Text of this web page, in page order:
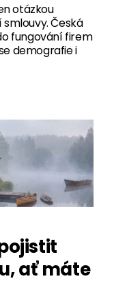
otázkou
Česká
fungování firem
demografie i
ať máte